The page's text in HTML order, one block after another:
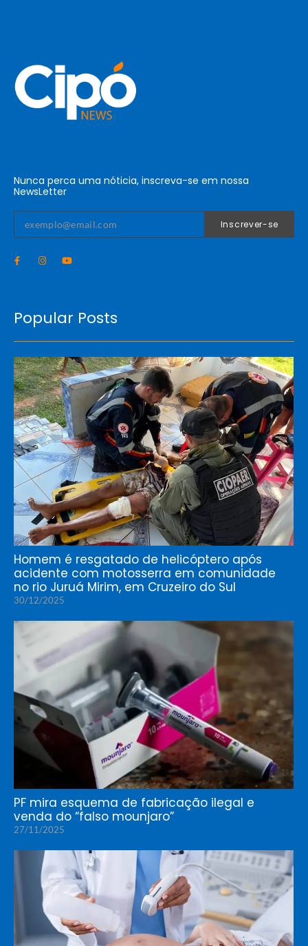
Nunca perca uma nóticia, inscreva-se em nossa
NewsLetter
Inscrever-se
Popular Posts
Homem é resgatado de helicóptero após
acidente com motosserra em comunidade
no rio Juruá Mirim, em Cruzeiro do Sul
30/12/2025
PF mira esquema de fabricação ilegal e
venda do “falso mounjaro”
27/11/2025